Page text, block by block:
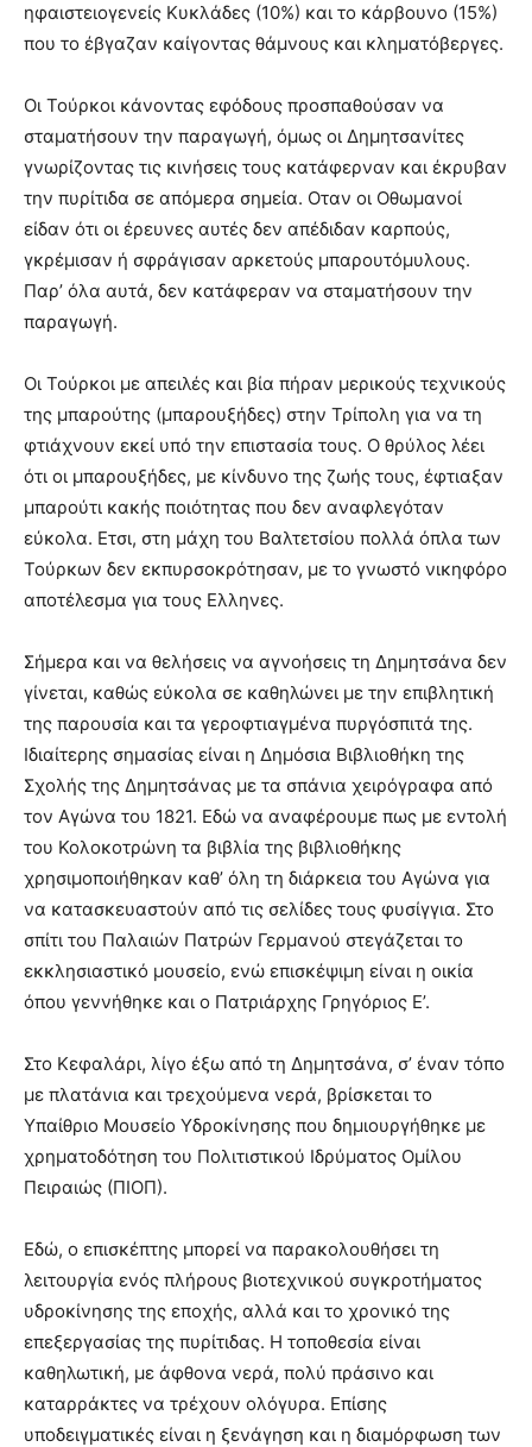
ηφαιστειογενείς Κυκλάδες (10%) και το κάρβουνο (15%)
που το έβγαζαν καίγοντας θάμνους και κληματόβεργες.
Οι Τούρκοι κάνοντας εφόδους προσπαθούσαν να
σταματήσουν την παραγωγή, όμως οι Δημητσανίτες
γνωρίζοντας τις κινήσεις τους κατάφερναν και έκρυβαν
την πυρίτιδα σε απόμερα σημεία. Οταν οι Οθωμανοί
είδαν ότι οι έρευνες αυτές δεν απέδιδαν καρπούς,
γκρέμισαν ή σφράγισαν αρκετούς μπαρουτόμυλους.
Παρ’ όλα αυτά, δεν κατάφεραν να σταματήσουν την
παραγωγή.
Οι Τούρκοι με απειλές και βία πήραν μερικούς τεχνικούς
της μπαρούτης (μπαρουξήδες) στην Τρίπολη για να τη
φτιάχνουν εκεί υπό την επιστασία τους. Ο θρύλος λέει
ότι οι μπαρουξήδες, με κίνδυνο της ζωής τους, έφτιαξαν
μπαρούτι κακής ποιότητας που δεν αναφλεγόταν
εύκολα. Ετσι, στη μάχη του Βαλτετσίου πολλά όπλα των
Τούρκων δεν εκπυρσοκρότησαν, με το γνωστό νικηφόρο
αποτέλεσμα για τους Ελληνες.
Σήμερα και να θελήσεις να αγνοήσεις τη Δημητσάνα δεν
γίνεται, καθώς εύκολα σε καθηλώνει με την επιβλητική
της παρουσία και τα γεροφτιαγμένα πυργόσπιτά της.
Ιδιαίτερης σημασίας είναι η Δημόσια Βιβλιοθήκη της
Σχολής της Δημητσάνας με τα σπάνια χειρόγραφα από
τον Αγώνα του 1821. Εδώ να αναφέρουμε πως με εντολή
του Κολοκοτρώνη τα βιβλία της βιβλιοθήκης
χρησιμοποιήθηκαν καθ’ όλη τη διάρκεια του Αγώνα για
να κατασκευαστούν από τις σελίδες τους φυσίγγια. Στο
σπίτι του Παλαιών Πατρών Γερμανού στεγάζεται το
εκκλησιαστικό μουσείο, ενώ επισκέψιμη είναι η οικία
όπου γεννήθηκε και ο Πατριάρχης Γρηγόριος Ε’.
Στο Κεφαλάρι, λίγο έξω από τη Δημητσάνα, σ’ έναν τόπο
με πλατάνια και τρεχούμενα νερά, βρίσκεται το
Υπαίθριο Μουσείο Υδροκίνησης που δημιουργήθηκε με
χρηματοδότηση του Πολιτιστικού Ιδρύματος Ομίλου
Πειραιώς (ΠΙΟΠ).
Εδώ, ο επισκέπτης μπορεί να παρακολουθήσει τη
λειτουργία ενός πλήρους βιοτεχνικού συγκροτήματος
υδροκίνησης της εποχής, αλλά και το χρονικό της
επεξεργασίας της πυρίτιδας. Η τοποθεσία είναι
καθηλωτική, με άφθονα νερά, πολύ πράσινο και
καταρράκτες να τρέχουν ολόγυρα. Επίσης
υποδειγματικές είναι η ξενάγηση και η διαμόρφωση των